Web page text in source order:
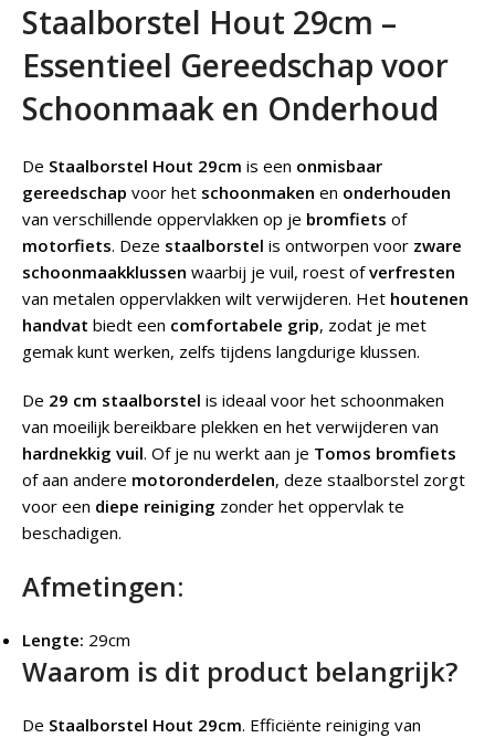
Staalborstel Hout 29cm –
Essentieel Gereedschap voor
Schoonmaak en Onderhoud
De Staalborstel Hout 29cm is een onmisbaar
gereedschap voor het schoonmaken en onderhouden
van verschillende oppervlakken op je bromfiets of
motorfiets. Deze staalborstel is ontworpen voor zware
schoonmaakklussen waarbij je vuil, roest ofverfresten
van metalen oppervlakken wilt verwijderen. Het houtenen
handvat biedt een comfortabele grip, zodat je met
gemak kunt werken, zelfs tijdens langdurige klussen.
De 29 cm staalborstel is ideaal voor het schoonmaken
van moeilijk bereikbare plekken en het verwijderen van
hardnekkig vuil. Of je nu werkt aan je Tomos bromfiets
of aan andere motoronderdelen, deze staalborstel zorgt
voor een diepe reiniging zonder het oppervlak te
beschadigen.
Afmetingen:
Lengte: 29cm
Waarom is dit product belangrijk?
De Staalborstel Hout 29cm. Efficiënte reiniging van